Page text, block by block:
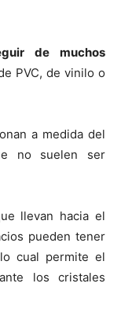
de muchos
PVC, de vinilo o
a medida del
no suelen ser
llevan hacia el
pueden tener
cual permite el
los cristales